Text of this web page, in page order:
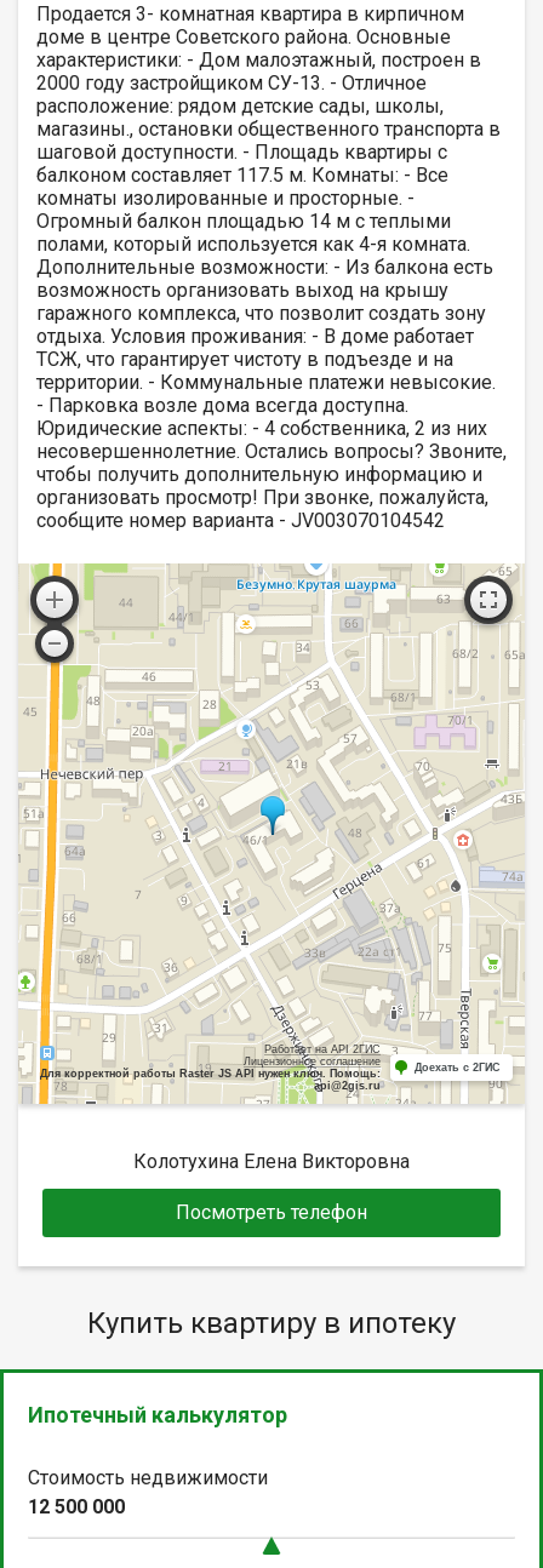
Продается 3- комнатная квартира в кирпичном
доме в центре Советского района. Основные
характеристики: - Дом малоэтажный, построен в
2000 году застройщиком СУ-13. - Отличное
расположение: рядом детские сады, школы,
магазины., остановки общественного транспорта в
шаговой доступности. - Площадь квартиры с
балконом составляет 117.5 м. Комнаты: - Все
комнаты изолированные и просторные. -
Огромный балкон площадью 14 м с теплыми
полами, который используется как 4-я комната.
Дополнительные возможности: - Из балкона есть
возможность организовать выход на крышу
гаражного комплекса, что позволит создать зону
отдыха. Условия проживания: - В доме работает
ТСЖ, что гарантирует чистоту в подъезде и на
территории. - Коммунальные платежи невысокие.
- Парковка возле дома всегда доступна.
Юридические аспекты: - 4 собственника, 2 из них
несовершеннолетние. Остались вопросы? Звоните,
чтобы получить дополнительную информацию и
организовать просмотр! При звонке, пожалуйста,
сообщите номер варианта - JV003070104542
Работает на API 2ГИС
Лицензионное соглашение
Для корректной работы Raster JS API нужен ключ. Помощь:
api@2gis.ru
Доехать с 2ГИС
Колотухина Елена Викторовна
Посмотреть телефон
Купить квартиру в ипотеку
Ипотечный калькулятор
Стоимость недвижимости
12 500 000